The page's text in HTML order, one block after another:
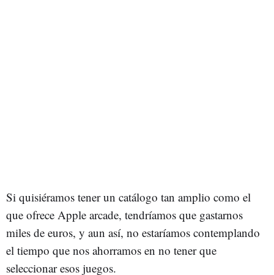
Si quisiéramos tener un catálogo tan amplio como el
que ofrece Apple arcade, tendríamos que gastarnos
miles de euros, y aun así, no estaríamos contemplando
el tiempo que nos ahorramos en no tener que
seleccionar esos juegos.